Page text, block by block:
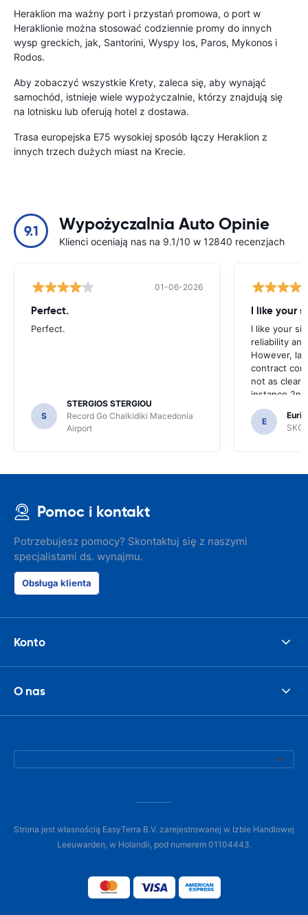
Heraklion ma ważny port i przystań promowa, o port w
Heraklionie można stosować codziennie promy do innych
wysp greckich, jak, Santorini, Wyspy Ios, Paros, Mykonos i
Rodos.
Aby zobaczyć wszystkie Krety, zaleca się, aby wynająć
samochód, istnieje wiele wypożyczalnie, którzy znajdują się
na lotnisku lub oferują hotel z dostawa.
Trasa europejska E75 wysokiej sposób łączy Heraklion z
innych trzech dużych miast na Krecie.
9.1 Wypożyczalnia Auto Opinie
Klienci oceniają nas na 9.1/10 w 12840 recenzjach
01-06-2026
Perfect.
Perfect.
S
STERGIOS STERGIOU
Record Go Chalkidiki Macedonia
Airport
I like your
I like your
reliability
However,
contract
not as clear
instance
the most
your site.
E
SKG
Pomoc i kontakt
Potrzebujesz pomocy? Skontaktuj się z naszymi
specjalistami ds. wynajmu.
Obsługa klienta
Konto
O nas
Strona jest własnością EasyTerra B.V. zarejestrowanej w Izbie Handlowej
Leeuwarden, w Holandii, pod numerem 01104443.